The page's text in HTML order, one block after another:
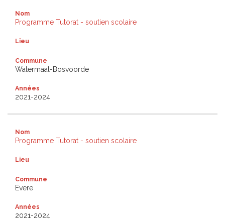
Nom
Programme Tutorat - soutien scolaire
Lieu
Commune
Watermaal-Bosvoorde
Années
2021-2024
Nom
Programme Tutorat - soutien scolaire
Lieu
Commune
Evere
Années
2021-2024